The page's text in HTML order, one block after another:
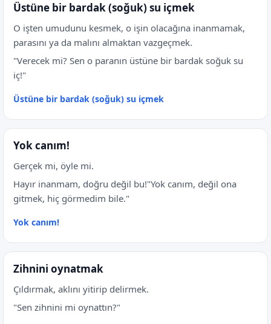
Üstüne bir bardak (soğuk) su içmek
O işten umudunu kesmek, o işin olacağına inanmamak,
parasını ya da malını almaktan vazgeçmek.
"Verecek mi? Sen o paranın üstüne bir bardak soğuk su
iç!"
Üstüne bir bardak (soğuk) su içmek
Yok canım!
Gerçek mi, öyle mi.
Hayır inanmam, doğru değil bu!"Yok canım, değil ona
gitmek, hiç görmedim bile."
Yok canım!
Zihnini oynatmak
Çıldırmak, aklını yitirip delirmek.
"Sen zihnini mi oynattın?"